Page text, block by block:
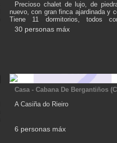
Precioso chalet de lujo, de
nuevo, con gran finca ajardinada y
Tiene 11 dormitorios, todos
armario empotrado, colchones de
con calefacción (9 de ellos con
sillas de exterior, barbacoa de
mucho sitio de aparcamiento
10 turismos). Tiene una piscina
-12m x 5,5m- en la propia parcela
piscina de poca profundidad para
también una pequeña casita de
que se abriría en caso de grupos
30 personas máx
Casa - Cabana De Bergantiños
A Casiña do Rieiro
6 personas máx